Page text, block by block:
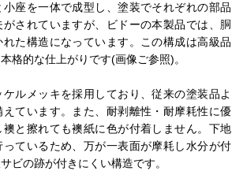
座を一体で成型し、塗装でそれぞれの部品
されていますが、ビドーの本製品では、胴
れた構造になっています。この構成は高級品
格的な仕上がりです(画像ご参照)。
ルメッキを採用しており、従来の塗装品よ
えています。また、耐剥離性・耐摩耗性に優
と擦れても襖紙に色が付着しません。下地
ているため、万が一表面が摩耗し水分が付
ビの跡が付きにくい構造です。